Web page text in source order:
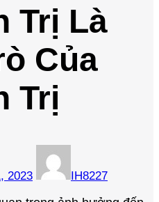
Trị Là
Của
Trị
2023 IH8227